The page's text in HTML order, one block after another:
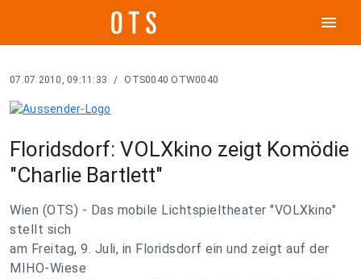
menu
07.07.2010, 09:11:33 / OTS0040 OTW0040
Floridsdorf: VOLXkino zeigt Komödie
"Charlie Bartlett"
Wien (OTS) - Das mobile Lichtspieltheater "VOLXkino"
stellt sich
am Freitag, 9. Juli, in Floridsdorf ein und zeigt auf der
MIHO-Wiese